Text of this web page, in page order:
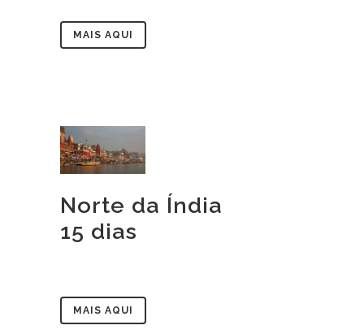
MAIS AQUI
Norte da Índia
15 dias
MAIS AQUI